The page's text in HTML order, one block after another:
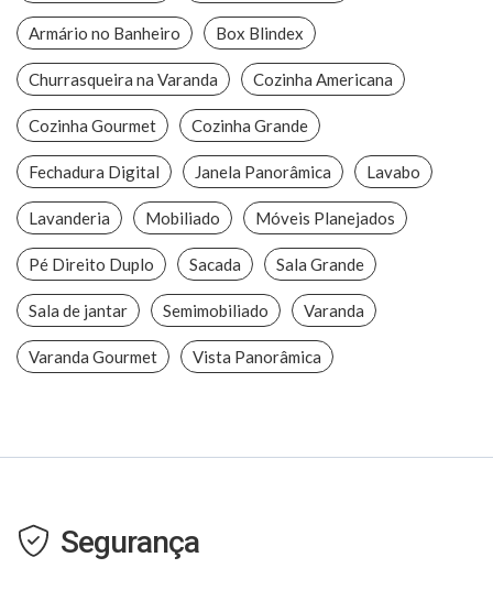
Armário no Banheiro Box Blindex
Churrasqueira na Varanda Cozinha Americana
Cozinha Gourmet Cozinha Grande
Fechadura Digital Janela Panorâmica Lavabo
Lavanderia Mobiliado Móveis Planejados
Pé Direito Duplo Sacada Sala Grande
Sala de jantar Semimobiliado Varanda
Varanda Gourmet Vista Panorâmica
Segurança